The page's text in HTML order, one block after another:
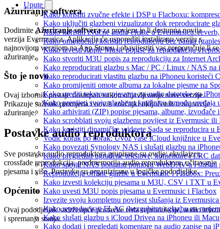
Upute
Kako koristiti zvučne efekte i DSP u Flacboxu:
Kako uključiti glazbeni vizualizator dok reproducirate
Kako koristiti zvučne audio efekte u Evermusicu:
Kako omogućiti i koristiti reprodukciju bez pauza
Kako izvesti Apple Music popise za reprodukciju i
Kako stvoriti M3U popis za reprodukciju za Internet
Kako reproducirati glazbu s Mac / PC / Linux / NAS
Kako reproducirati vlastitu glazbu na iPhoneu koristeći
Kako promijeniti omote albuma za lokalne pjesme na
Kako urediti tekstove pjesama za audio datoteke na
Kako prenijeti svoju glazbenu knjižnicu između uređaja
Kako arhivirati (ZIP) popise pjesama, albume,
Kako scrobblati svoju glazbenu povijest iz Evermusic ili
Kako koristiti dinamičke widgete Sada se reproducira u
Vodič korak po korak: Uvoz vaše iCloud knjižnice u
Kako povezati Synology NAS i slušati glazbu na
Kako pregledati ugrađene tekstove, komentare i LRC
Kako spojiti NAS pohranu pomoću WebDAV-a i slušati
Reprodukcija offline glazbe u Evermusic i Flacbox:
Kako izvesti kolekciju pjesama u M3U, CSV i TXT u
Kako uvesti M3U popis pjesama u Evermusic i Flacbox
Izvezite svoju kompletnu povijest slušanja iz
Kako reproducirati FLAC (bezgubitnu) glazbu na
Kako slušati glazbu s iCloud Drivea na iPhoneu ili Macu
Kako dodati i pregledati komentare na audio zapise na
Ažuriranje softvera
DodirniteAžuriranje softveraza provjeru je li dostupna novija
verzija Evermusicа. Aplikacija će usporediti instaliranu verziju s
najnovijom verzijom na App Storeu i obavijestiti vas preporučuje li se
ažuriranje.
Što je novo
Ovaj izbornik postaje dostupan nakon objavljivanja nove verzije.
Prikazuje sažetak promjena i novih značajki uključenih u najnovije
ažuriranje.
Postavke audio reproduktora
Sve postavke audio reproduktora grupirane su ovdje: ekvilajzer,
crossfade reprodukcija, predmemorija audio reproduktora, učitavanje
pjesama i više. Postavke su organizirane u logičke pododjeljke.
Općenito
Ovaj pododjeljak sadrži opće postavke reda reprodukcije, audio izlaza
i spremanja stanja.